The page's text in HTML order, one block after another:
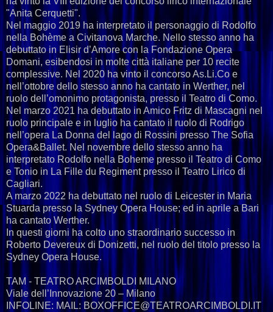
"Anita Cerquetti".
Nel maggio 2019 ha interpretato il personaggio di Rodolfo
nella Bohème a Civitanova Marche. Nello stesso anno ha
debuttato in Elisir d’Amore con la Fondazione Opera
Domani, esibendosi in molte città italiane per 10 recite
complessive. Nel 2020 ha vinto il concorso As.Li.Co e
nell’ottobre dello stesso anno ha cantato in Werther, nel
ruolo dell’omonimo protagonista, presso il Teatro di Como.
Nel marzo 2021 ha debuttato in Amico Fritz di Mascagni nel
ruolo principale e in luglio ha cantato il ruolo di Rodrigo
nell’opera La Donna del lago di Rossini presso The Sofia
Opera&Ballet. Nel novembre dello stesso anno ha
interpretato Rodolfo nella Boheme presso il Teatro di Como
e Tonio in La Fille du Regiment presso il Teatro Lirico di
Cagliari.
A marzo 2022 ha debuttato nel ruolo di Leicester in Maria
Stuarda presso la Sydney Opera House; ed in aprile a Bari
ha cantato Werther.
In questi giorni ha colto uno straordinario successo in
Roberto Devereux di Donizetti, nel ruolo del titolo presso la
Sydney Opera House.
TAM - TEATRO ARCIMBOLDI MILANO
Viale dell’Innovazione 20 – Milano
INFOLINE: MAIL: BOXOFFICE@TEATROARCIMBOLDI.IT